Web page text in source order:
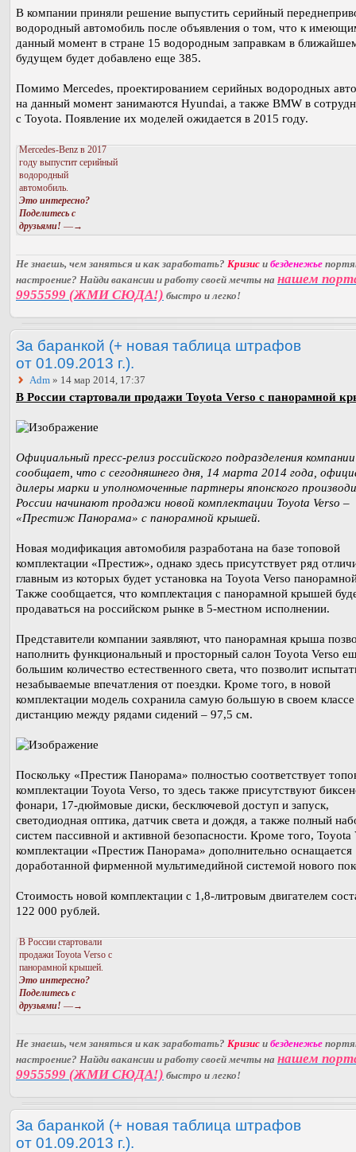
В компании приняли решение выпустить серийный
водородный автомобиль после объявления о том, что к
данный момент в стране 15 водородным заправкам в
будущем будет добавлено еще 385.
Помимо Mercedes, проектированием серийных водородных
на данный момент занимаются Hyundai, а также BMW в
с Toyota. Появление их моделей ожидается в 2015 году.
Mercedes-Benz в 2017
году выпустит серийный
водородный
автомобиль.
Это интересно?
Поделитесь с
друзьями! —→
Не знаешь, чем заняться и как заработать? Кризис и безденежье
настроение? Найди вакансии и работу своей мечты на нашем
9955599 (ЖМИ СЮДА!) быстро и легко!
За баранкой (+ новая таблица штрафов
от 01.09.2013 г.).
Adm » 14 мар 2014, 17:37
В России стартовали продажи Toyota Verso с панорамной
Официальный пресс-релиз российского подразделения
сообщает, что с сегодняшнего дня, 14 марта 2014 года,
дилеры марки и уполномоченные партнеры японского
России начинают продажи новой комплектации Toyota Verso –
«Престиж Панорама» с панорамной крышей.
Новая модификация автомобиля разработана на базе топовой
комплектации «Престиж», однако здесь присутствует ряд
главным из которых будет установка на Toyota Verso
Также сообщается, что комплектация с панорамной крышей
продаваться на российском рынке в 5-местном исполнении.
Представители компании заявляют, что панорамная крыша
наполнить функциональный и просторный салон Toyota Verso
большим количество естественного света, что позволит
незабываемые впечатления от поездки. Кроме того, в новой
комплектации модель сохранила самую большую в своем классе
дистанцию между рядами сидений – 97,5 см.
Поскольку «Престиж Панорама» полностью соответствует
комплектации Toyota Verso, то здесь также присутствуют
фонари, 17-дюймовые диски, бесключевой доступ и запуск,
светодиодная оптика, датчик света и дождя, а также полный
систем пассивной и активной безопасности. Кроме того, Toyota
комплектации «Престиж Панорама» дополнительно оснащается
доработанной фирменной мультимедийной системой нового
Стоимость новой комплектации с 1,8-литровым двигателем
122 000 рублей.
В России стартовали
продажи Toyota Verso с
панорамной крышей.
Это интересно?
Поделитесь с
друзьями! —→
Не знаешь, чем заняться и как заработать? Кризис и безденежье
настроение? Найди вакансии и работу своей мечты на нашем
9955599 (ЖМИ СЮДА!) быстро и легко!
За баранкой (+ новая таблица штрафов
от 01.09.2013 г.).